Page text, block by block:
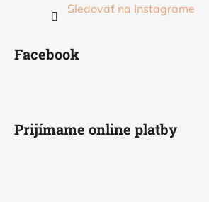
Sledovať na Instagrame
Facebook
Prijímame online platby